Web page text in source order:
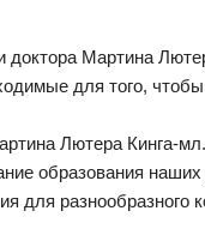
Мартина
для того,
Лютера Кинга-
образования
для разнообразного